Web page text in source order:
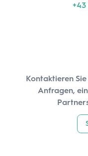
+43
Kontaktieren
Anfragen,